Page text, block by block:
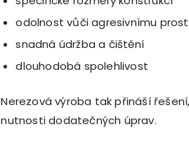
odolnost vůči agresivnímu
snadná údržba a čištění
dlouhodobá spolehlivost
Nerezová výroba tak přináší
nutnosti dodatečných úprav.